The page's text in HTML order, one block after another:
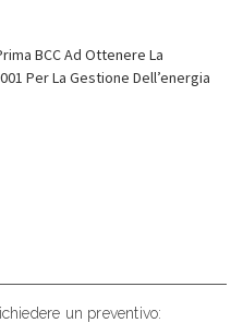
BCC Ad Ottenere La
Per La Gestione Dell’energia
un preventivo: